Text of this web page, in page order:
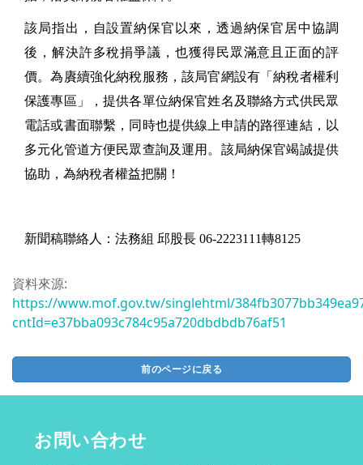
該局指出，自設置納保官以來，透過納保官居中協調
後，解決許多稅捐爭議，也獲得民眾滿意且正面的評
價。為賡續強化納稅服務，該局官網設有「納稅者權利
保護專區」，提供各單位納保官姓名及聯絡方式供民眾
電話或書面聯繫，同時也提供線上申請的路徑連結，以
多元化管道方便民眾查詢及運用。該局納保官竭誠提供
協助，為納稅者權益把關！
新聞稿聯絡人：法務組 邱股長 06-2223111轉8125
資料來源:
https://www.mof.gov.tw/singlehtml/
cntId=e37bba093c784c95a720dbdbdb76af51
前のページに戻る
お問い合わせ